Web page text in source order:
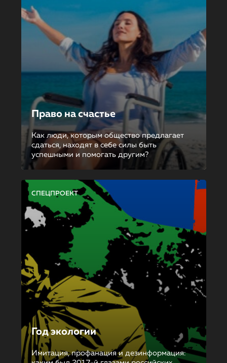
Право на счастье
Как люди, которым общество предлагает
сдаться, находят в себе силы быть
успешными и помогать другим?
СПЕЦПРОЕКТ
Год экологии
Имитация, профанация и дезинформация: